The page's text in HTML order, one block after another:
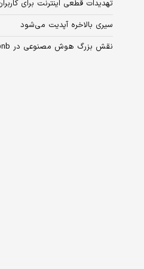
تهدیدات قطعی اینترنت برای
سیری بالاخره آپدیت می‌شود
نقش بزرگ هوش مصنوعی در Airbnb